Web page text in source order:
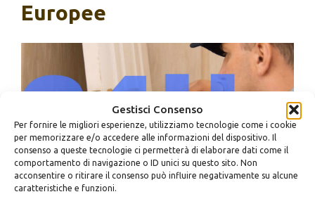
Gestisci Consenso
Per fornire le migliori esperienze, utilizziamo tecnologie come i cookie
per memorizzare e/o accedere alle informazioni del dispositivo. Il
consenso a queste tecnologie ci permetterà di elaborare dati come il
comportamento di navigazione o ID unici su questo sito. Non
acconsentire o ritirare il consenso può influire negativamente su alcune
caratteristiche e funzioni.
Europee
Tor Bella Monaca – Fabbro per Serrature Europee a
Tor Bella Monaca